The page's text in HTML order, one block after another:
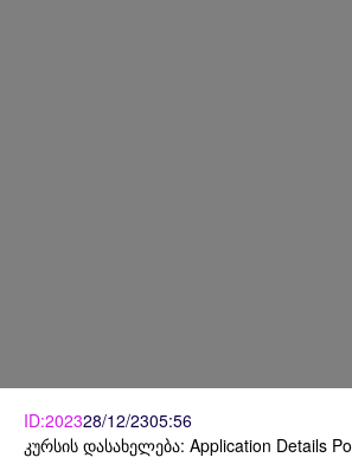
ID:202328/12/2305:56
კურსის დასახელება: Application Details